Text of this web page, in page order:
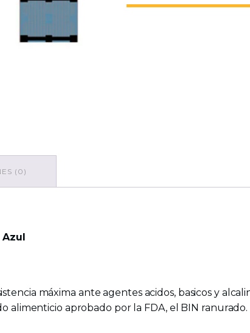
(0)
Azul
máxima ante agentes acidos, basicos y
alimenticio aprobado por la FDA, el BIN ranurado.